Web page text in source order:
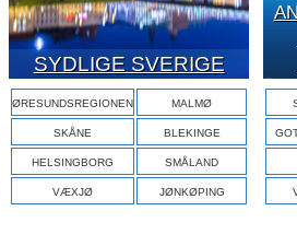
SYDLIGE SVERIGE
ØRESUNDSREGIONEN MALMØ
SKÅNE BLEKINGE
HELSINGBORG SMÅLAND
VÆXJØ JØNKØPING